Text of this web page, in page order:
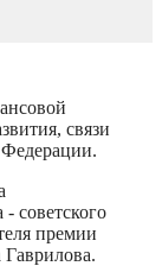
связи
советского
премии